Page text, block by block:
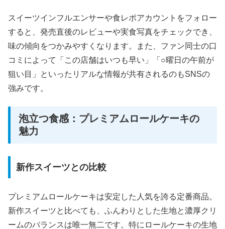
スイーツインフルエンサーや食レポアカウントをフォロー
すると、発売直後のレビューや実食写真をチェックでき、
味の傾向をつかみやすくなります。また、ファン同士の口
コミによって「この店舗はいつも早い」「○曜日の午前が
狙い目」といったリアルな情報が共有されるのもSNSの
強みです。
泡立つ食感：プレミアムロールケーキの
魅力
新作スイーツとの比較
プレミアムロールケーキは安定した人気を誇る定番商品。
新作スイーツと比べても、ふんわりとした生地と濃厚クリ
ームのバランスは唯一無二です。特にロールケーキの生地